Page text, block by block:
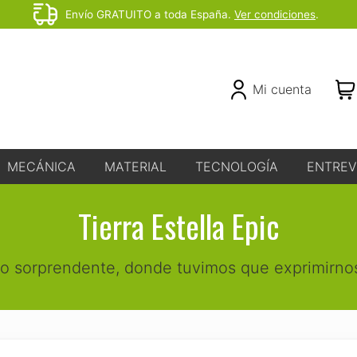
Before
Envío GRATUITO a toda España. Ver condiciones.
Header
RightMi cuenta
MECÁNICA MATERIAL TECNOLOGÍA
Tierra Estella Epic
sorprendente, donde tuvimos que